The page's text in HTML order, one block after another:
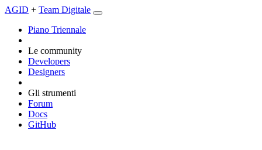
AGID + Team Digitale
Piano Triennale
Le community
Developers
Designers
Gli strumenti
Forum
Docs
GitHub